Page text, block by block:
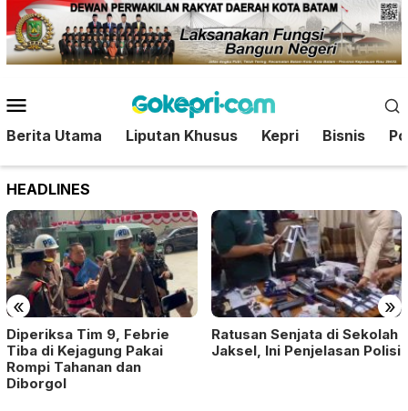
Loncat
ke
konten
Mobile
Berita Utama Liputan Khusus Kepri Bisnis
HEADLINES
« »
Diperiksa Tim 9, Febrie
Tiba di Kejagung Pakai
Rompi Tahanan dan
Diborgol
Ratusan Senjata di Sekolah
Jaksel, Ini Penjelasan Polisi